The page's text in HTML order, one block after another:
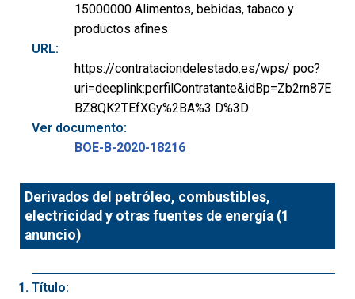
15000000 Alimentos, bebidas, tabaco y
productos afines
URL:
https://contrataciondelestado.es/wps/ poc?
uri=deeplink:perfilContratante&idBp=Zb2rn87E
BZ8QK2TEfXGy%2BA%3 D%3D
Ver documento:
BOE-B-2020-18216
Derivados del petróleo, combustibles,
electricidad y otras fuentes de energía (1
anuncio)
Título: